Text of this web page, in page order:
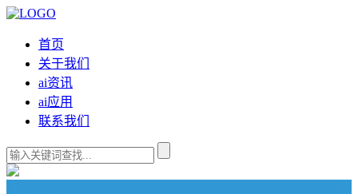
首页
关于我们
ai资讯
ai应用
联系我们